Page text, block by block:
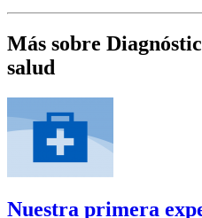
Más sobre
salud
Nuestra primera